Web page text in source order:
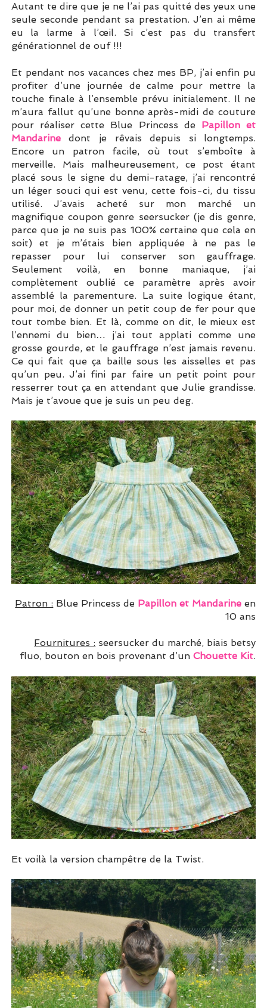
Autant te dire que je ne l’ai pas quitté des yeux une
seule seconde pendant sa prestation. J’en ai même
eu la larme à l’œil. Si c’est pas du transfert
générationnel de ouf !!!
Et pendant nos vacances chez mes BP, j’ai enfin pu
profiter d’une journée de calme pour mettre la
touche finale à l’ensemble prévu initialement. Il ne
m’aura fallut qu’une bonne après-midi de couture
pour réaliser cette Blue Princess de Papillon et
Mandarinedont je rêvais depuis si longtemps.
Encore un patron facile, où tout s’emboîte à
merveille. Mais malheureusement, ce post étant
placé sous le signe du demi-ratage, j’ai rencontré
un léger souci qui est venu, cette fois-ci, du tissu
utilisé. J’avais acheté sur mon marché un
magnifique coupon genre seersucker (je dis genre,
parce que je ne suis pas 100% certaine que cela en
soit) et je m’étais bien appliquée à ne pas le
repasser pour lui conserver son gauffrage.
Seulement voilà, en bonne maniaque, j’ai
complètement oublié ce paramètre après avoir
assemblé la parementure. La suite logique étant,
pour moi, de donner un petit coup de fer pour que
tout tombe bien. Et là, comme on dit, le mieux est
l’ennemi du bien… j’ai tout applati comme une
grosse gourde, et le gauffrage n’est jamais revenu.
Ce qui fait que ça baille sous les aisselles et pas
qu’un peu. J’ai fini par faire un petit point pour
resserrer tout ça en attendant que Julie grandisse.
Mais je t’avoue que je suis un peu deg.
Patron : Blue Princess de Papillon et Mandarine en
10 ans
Fournitures : seersucker du marché, biais betsy
fluo, bouton en bois provenant d’unChouette Kit.
Et voilà la version champêtre de la Twist.